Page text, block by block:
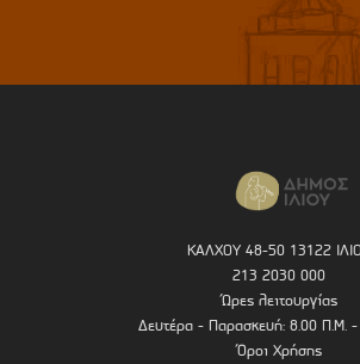
ΚΑΛΧΟΥ 48-50 13122
213 2030 000
Ώρες λειτουργίας
Δευτέρα - Παρασκευή: 8.00 Π.Μ.
Όροι Χρήσης